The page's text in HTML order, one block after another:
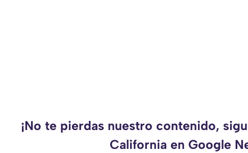
¡No te pierdas nuestro contenido,
California en Google